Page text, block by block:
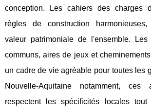
conception. Les cahiers des charges
règles de construction
valeur patrimoniale de l'ensemble. Les
communs, aires de jeux et
un cadre de vie agréable pour toutes les
Nouvelle-Aquitaine notamment, ces
respectent les spécificités locales